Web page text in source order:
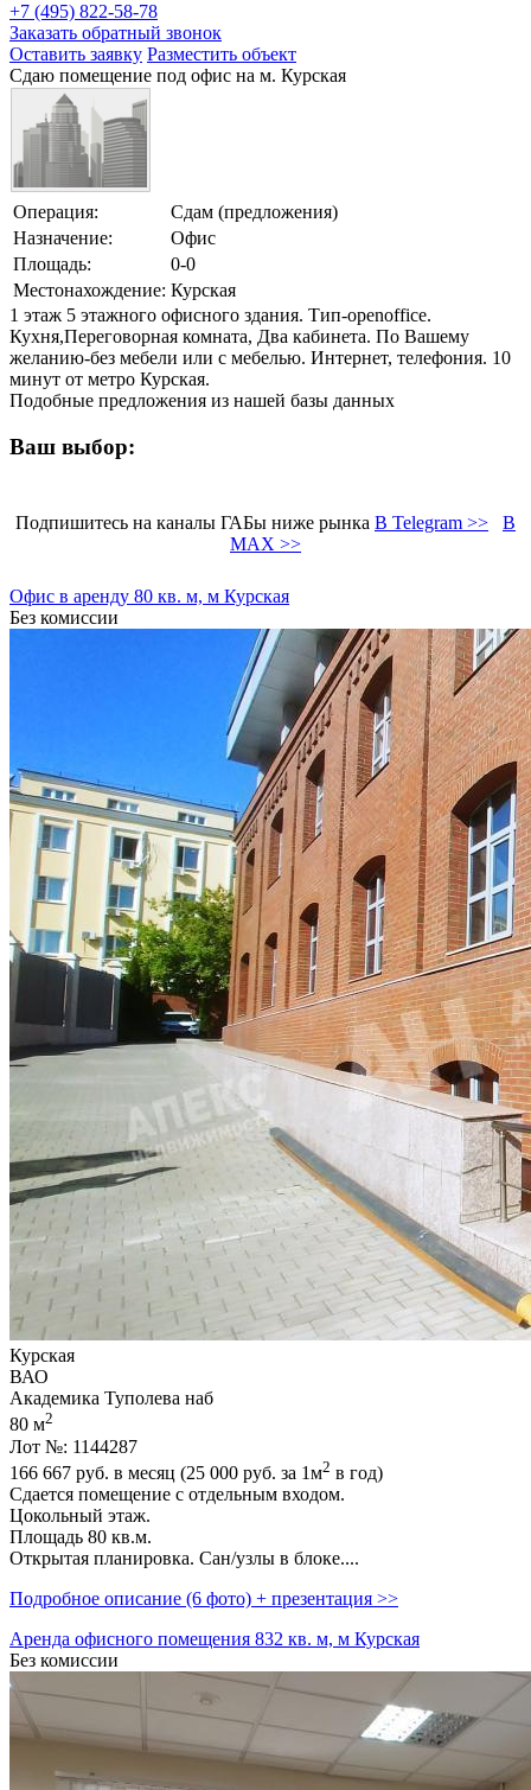
+7 (495) 822-58-78
Заказать обратный звонок
Оставить заявку Разместить объект
Сдаю помещение под офис на м. Курская
Операция:
Сдам (предложения)
Назначение:
Офис
Площадь:
0-0
Местонахождение: Курская
1 этаж 5 этажного офисного здания. Тип-openoffice.
Кухня,Переговорная комната, Два кабинета. По Вашему
желанию-без мебели или с мебелью. Интернет, телефония. 10
минут от метро Курская.
Подобные предложения из нашей базы данных
Ваш выбор:
Подпишитесь на каналы ГАБы ниже рынка В Telegram >>
В
MAX >>
Офис в аренду 80 кв. м, м Курская
Без комиссии
Курская
ВАО
Академика Туполева наб
80 м2
Лот №: 1144287
166 667 руб. в месяц (25 000 руб. за 1м2 в год)
Сдается помещение с отдельным входом.
Цокольный этаж.
Площадь 80 кв.м.
Открытая планировка. Сан/узлы в блоке....
Подробное описание (6 фото) + презентация >>
Аренда офисного помещения 832 кв. м, м Курская
Без комиссии